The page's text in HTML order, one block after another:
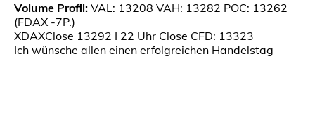
Volume Profil: VAL: 13208 VAH: 13282 POC: 13262
(FDAX -7P.)
XDAXClose 13292 I 22 Uhr Close CFD: 13323
Ich wünsche allen einen erfolgreichen Handelstag